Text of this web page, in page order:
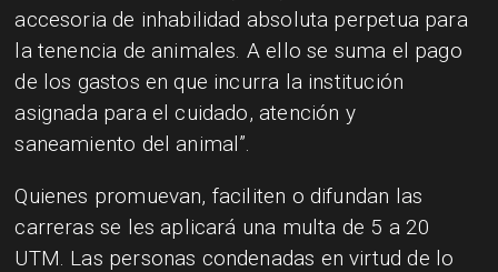
accesoria de inhabilidad absoluta perpetua para
la tenencia de animales. A ello se suma el pago
de los gastos en que incurra la institución
asignada para el cuidado, atención y
saneamiento del animal”.
Quienes promuevan, faciliten o difundan las
carreras se les aplicará una multa de 5 a 20
UTM. Las personas condenadas en virtud de lo